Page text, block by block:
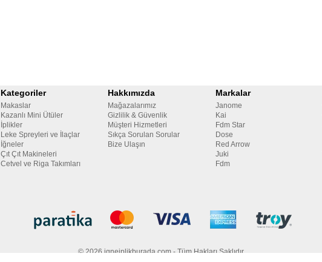
Kategoriler
Makaslar
Kazanlı Mini Ütüler
İplikler
Leke Spreyleri ve İlaçlar
İğneler
Çıt Çıt Makineleri
Cetvel ve Riga Takımları
Hakkımızda
Mağazalarımız
Gizlilik & Güvenlik
Müşteri Hizmetleri
Sıkça Sorulan Sorular
Bize Ulaşın
Markalar
Janome
Kai
Fdm Star
Dose
Red Arrow
Juki
Fdm
© 2026 igneiplikburada.com - Tüm Hakları Saklıdır.